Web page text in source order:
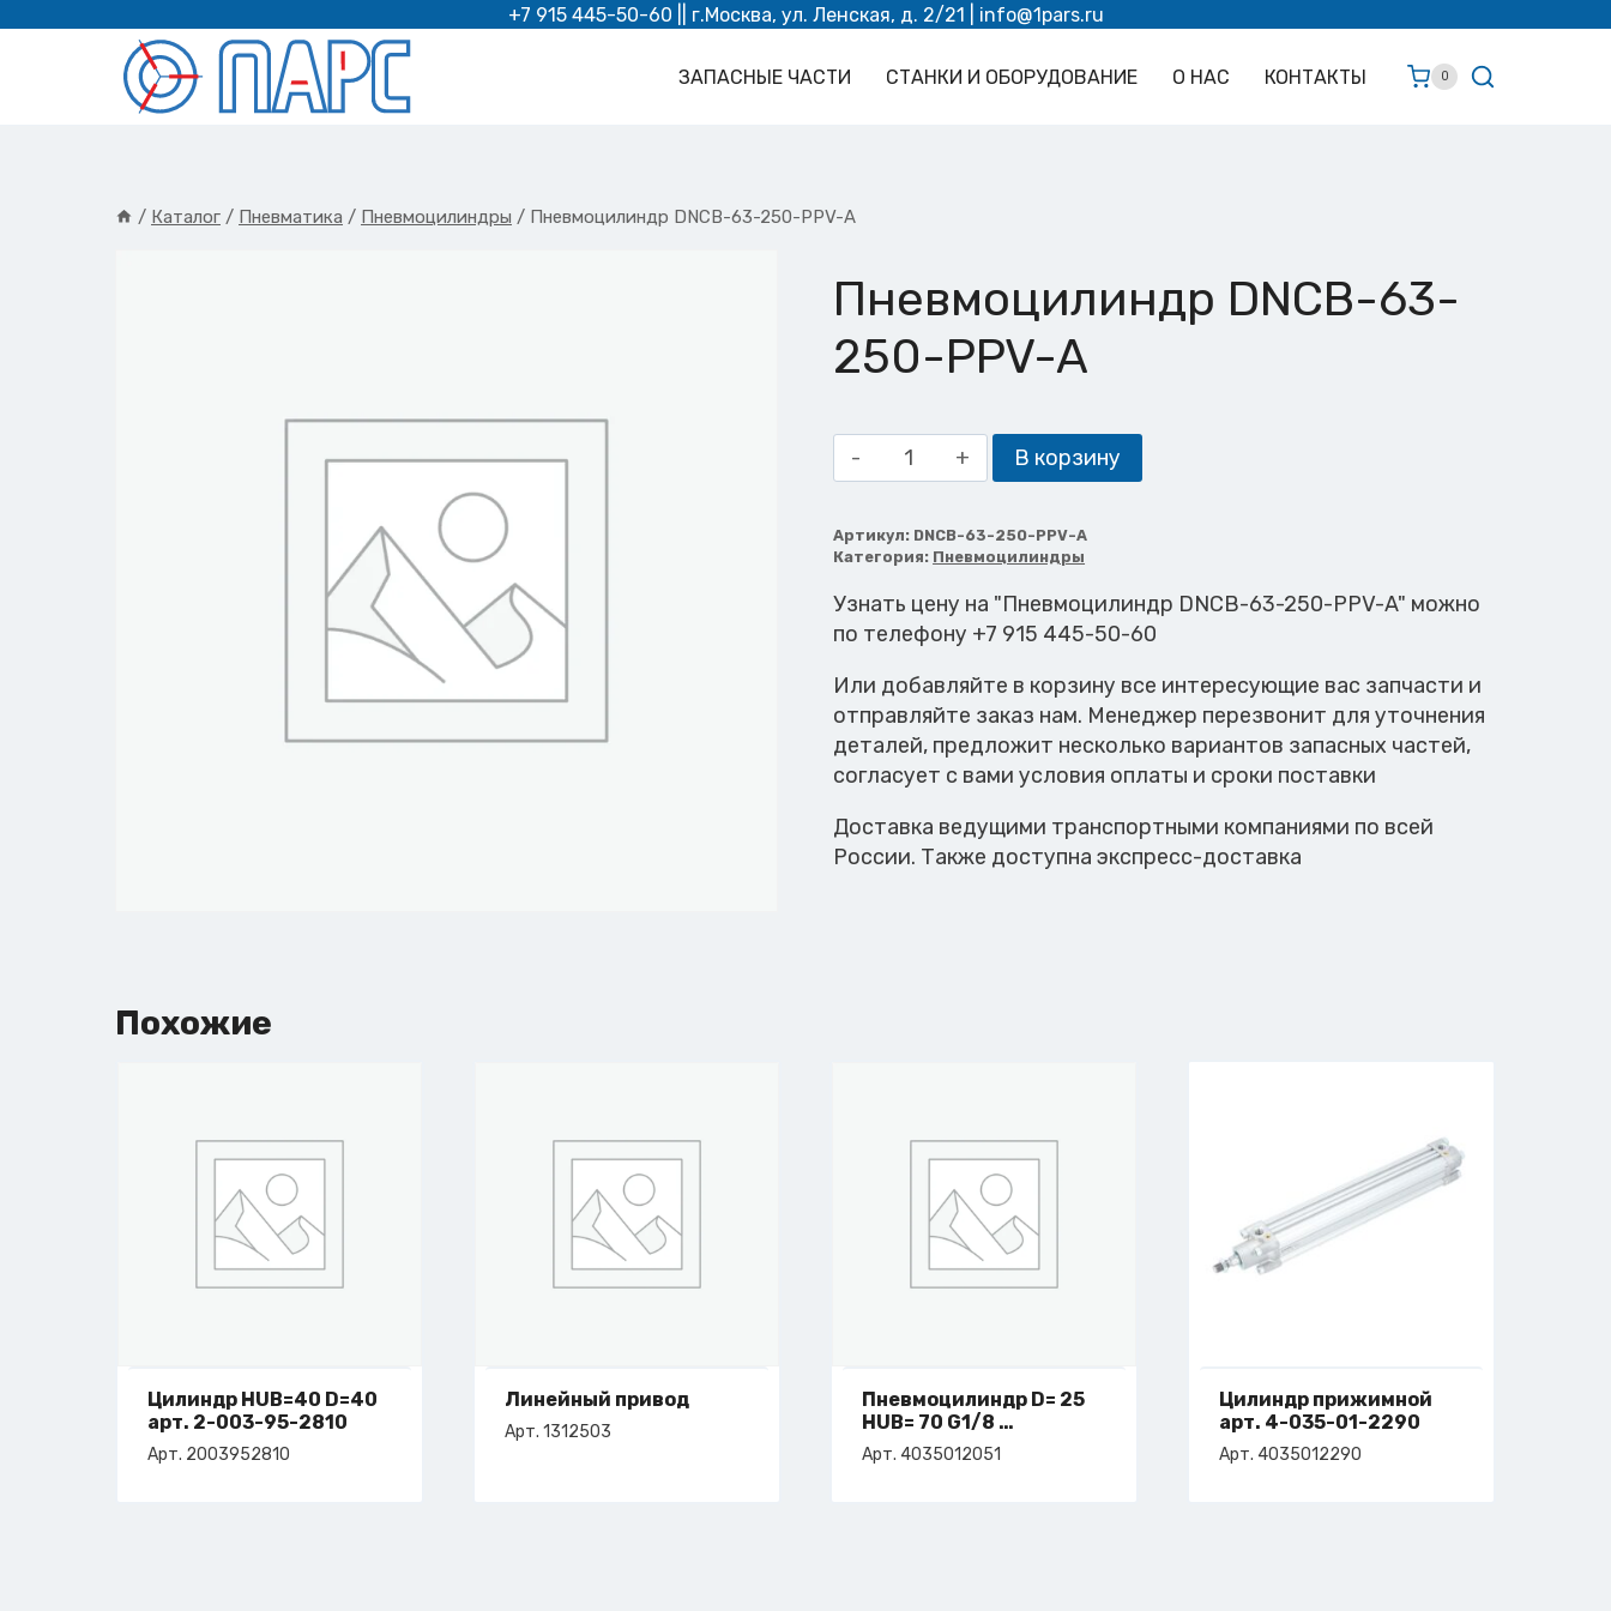
содержимому
+7 915 445-50-60 || г.Москва, ул. Ленская, д. 2/21 | info@1pars.ru
ЗАПАСНЫЕ ЧАСТИ СТАНКИ И ОБОРУДОВАНИЕ О НАС КОНТАКТЫ 0
/ Каталог / Пневматика / Пневмоцилиндры / Пневмоцилиндр DNCB-63-250-PPV-A
Пневмоцилиндр DNCB-63-
250-PPV-A
Количество
товара
DNCB-
63-
250-
PPV-
В корзину
Артикул: DNCB-63-250-PPV-A
Категория: Пневмоцилиндры
Узнать цену на "Пневмоцилиндр DNCB-63-250-PPV-A" можно
по телефону +7 915 445-50-60
Или добавляйте в корзину все интересующие вас запчасти и
отправляйте заказ нам. Менеджер перезвонит для уточнения
деталей, предложит несколько вариантов запасных частей,
согласует с вами условия оплаты и сроки поставки
Доставка ведущими транспортными компаниями по всей
России. Также доступна экспресс-доставка
Похожие
Цилиндр HUB=40 D=40
арт. 2-003-95-2810
Арт. 2003952810
Линейный привод
Арт. 1312503
Пневмоцилиндр D= 25
HUB= 70 G1/8
арт. 4-035-01-2051
Арт. 4035012051
Цилиндр прижимной
арт. 4-035-01-2290
Арт. 4035012290